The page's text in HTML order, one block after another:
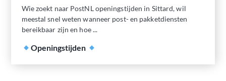
Wie zoekt naar PostNL openingstijden in Sittard, wil
meestal snel weten wanneer post- en pakketdiensten
bereikbaar zijn en hoe ...
Openingstijden